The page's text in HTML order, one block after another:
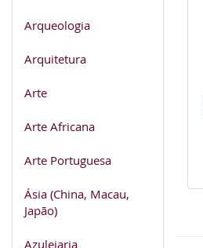
Arqueologia
Arquitetura
Arte
Arte Africana
Arte Portuguesa
Ásia (China, Macau,
Japão)
Azulejaria